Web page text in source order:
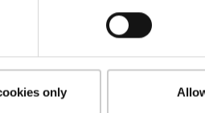
only
uživatele promyšlenými
inteligentními snímacími
upínacích zařízení a obrobků.